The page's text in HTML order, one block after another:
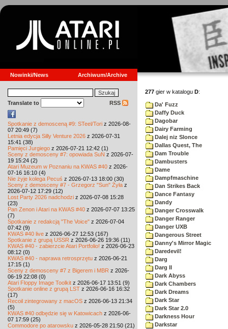
Nowinki/News Archiwum/Archive
Translate to RSS
Spotkanie z demosceną #9: STeel/Tori z 2026-08-
07 20:49 (7)
Letnia edycja Silly Venture 2026 z 2026-07-31
15:41 (38)
Pamięci Jurgiego z 2026-07-21 12:42 (1)
Sceny z demosceny #7: opowiada SuN z 2026-07-
19 15:24 (2)
Atari Muzeum w Poznaniu na KWAS #40 z 2026-
07-16 16:10 (4)
Nie żyje kolega Pecuś z 2026-07-13 18:00 (30)
Sceny z demosceny #7 - Grzegorz "Sun" Żyła z
2026-07-12 17:29 (12)
Lost Party 2026 nadchodzi z 2026-07-08 15:28
(23)
Pan Zenon i Atari na KWAS #40 z 2026-07-07 13:25
(7)
Spotkanie z redakcją "The Voice" z 2026-07-04
07:42 (9)
KWAS #40 live z 2026-06-27 12:53 (167)
Spotkanie z grupą USSR z 2026-06-26 19:36 (11)
KWAS #40 - zabierzcie Atari Portfolio! z 2026-06-23
08:12 (0)
KWAS #40 - naprawa retrosprzętu z 2026-06-21
17:15 (1)
Sceny z demosceny #7 z Bigerem i MBR z 2026-
06-19 22:08 (0)
Atari Floppy Image Toolkit z 2026-06-17 13:51 (9)
Spotkanie online z grupą LST z 2026-06-16 16:32
(17)
Recoil zintegrowany z macOS z 2026-06-13 21:34
(5)
KWAS #40 odbędzie się w Katowicach z 2026-06-
07 17:59 (25)
Commodore po atarowsku z 2026-05-28 21:50 (21)
277 gier w katalogu D:
Da' Fuzz
Daffy Duck
Dagobar
Dairy Farming
Dalej niz Slonce
Dallas Quest, The
Dam Trouble
Dambusters
Dame
Dampfmaschine
Dan Strikes Back
Dance Fantasy
Dandy
Danger Crosswalk
Danger Ranger
Danger UXB
Dangerous Street
Danny's Mirror Magic
Daredevil!
Darg
Darg II
Dark Abyss
Dark Chambers
Dark Dreams
Dark Star
Dark Star 2.0
Darkness Hour
Darkstar